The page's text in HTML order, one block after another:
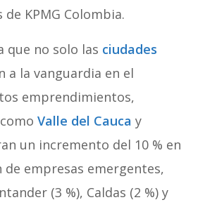
KPMG Colombia.
que no solo las ciudades
a la vanguardia en el
emprendimientos,
Valle del Cauca y
un incremento del 10 % en
de empresas emergentes,
(3 %), Caldas (2 %) y